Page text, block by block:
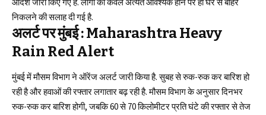
निकलने की सलाह दी गई है.
अलर्ट पर मुंबई:Maharashtra Heavy
Rain Red Alert
मुंबई में मौसम विभाग ने ऑरेंज अलर्ट जारी किया है. सुबह से रुक-रुक कर बारिश हो
रही है और हवाओं की रफ्तार लगातार बढ़ रही है. मौसम विभाग के अनुसार दिनभर
रुक-रुक कर बारिश होगी, जबकि 60 से 70 किलोमीटर प्रति घंटे की रफ्तार से तेज